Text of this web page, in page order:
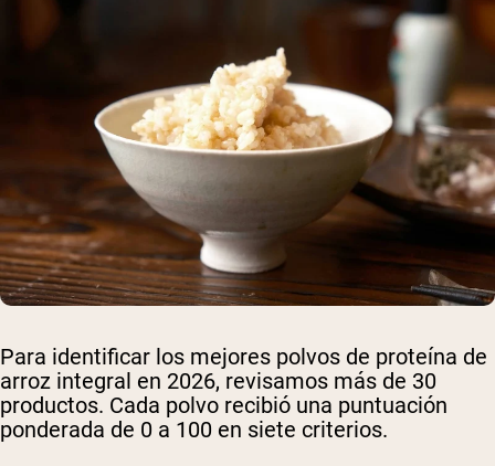
Para identificar los mejores polvos de proteína de
arroz integral en 2026, revisamos más de 30
productos. Cada polvo recibió una puntuación
ponderada de 0 a 100 en siete criterios.